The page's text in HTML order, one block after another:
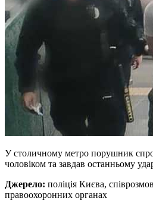
У столичному метро порушник
чоловіком та завдав останньому
Джерело: поліція Києва,
правоохоронних органах